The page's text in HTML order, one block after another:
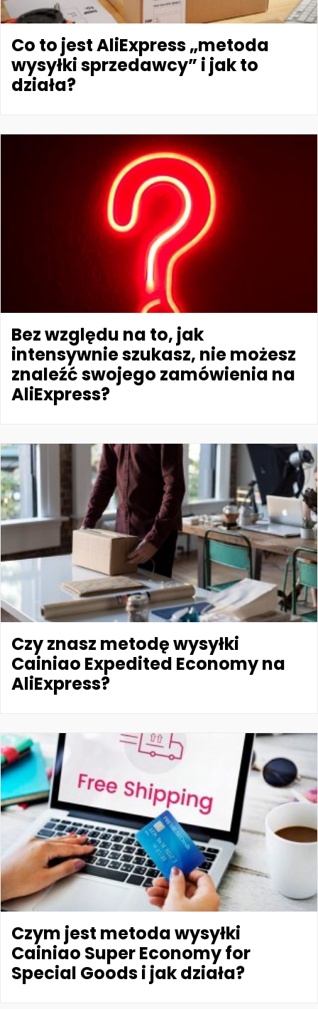
Co to jest AliExpress „metoda
wysyłki sprzedawcy” i jak to
działa?
Bez względu na to, jak
intensywnie szukasz, nie możesz
znaleźć swojego zamówienia na
AliExpress?
Czy znasz metodę wysyłki
Cainiao Expedited Economy na
AliExpress?
Czym jest metoda wysyłki
Cainiao Super Economy for
Special Goods i jak działa?